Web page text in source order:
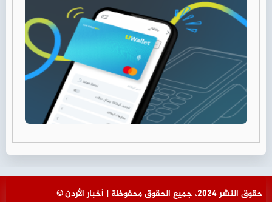
© حقوق النشر 2024، جميع الحقوق محفوظة | أخبار الأردن